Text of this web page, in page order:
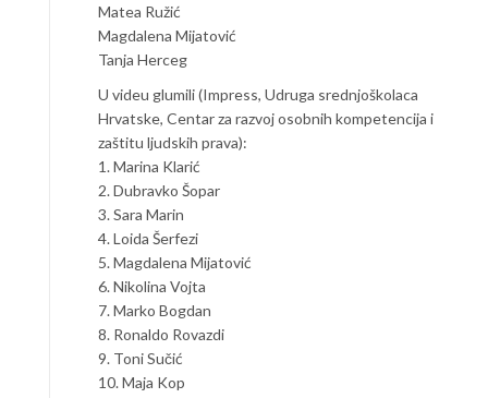
Matea Ružić
Magdalena Mijatović
Tanja Herceg
U videu glumili (Impress, Udruga srednjoškolaca
Hrvatske, Centar za razvoj osobnih kompetencija i
zaštitu ljudskih prava):
1. Marina Klarić
2. Dubravko Šopar
3. Sara Marin
4. Loida Šerfezi
5. Magdalena Mijatović
6. Nikolina Vojta
7. Marko Bogdan
8. Ronaldo Rovazdi
9. Toni Sučić
10. Maja Kop